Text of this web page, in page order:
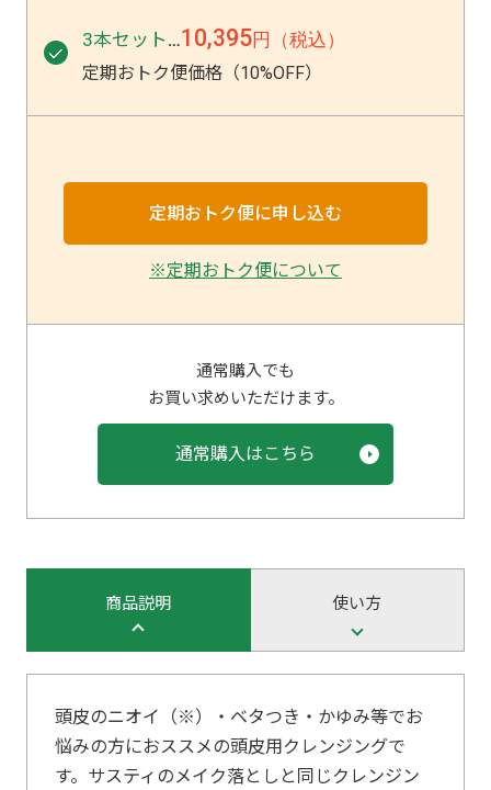
3本セット …10,395円（税込）
定期おトク便価格（10%OFF）
※定期おトク便について
通常購入でも
お買い求めいただけます。
通常購入はこちら
商品説明 使い方
頭皮のニオイ（※）・ベタつき・かゆみ等でお
悩みの方におススメの頭皮用クレンジングで
す。サスティのメイク落としと同じクレンジン